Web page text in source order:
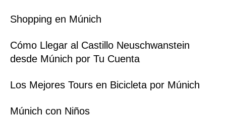
Shopping en Múnich
Cómo Llegar al Castillo Neuschwanstein
desde Múnich por Tu Cuenta
Los Mejores Tours en Bicicleta por Múnich
Múnich con Niños